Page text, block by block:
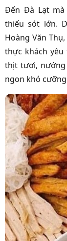
Đến Đà Lạt
thiếu sót lớn.
Hoàng Văn
thực khách
thịt tươi,
ngon khó